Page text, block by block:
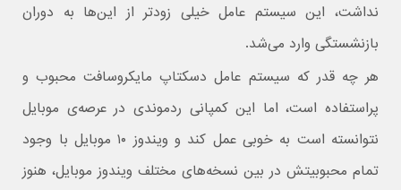
نداشت، این سیستم عامل خیلی زودتر از این‌ها به دوران
بازنشستگی وارد می‌شد.
هر چه قدر که سیستم عامل دسکتاپ مایکروسافت محبوب و
پراستفاده است، اما این کمپانی ردموندی در عرصه‌ی موبایل
نتوانسته است به خوبی عمل کند و ویندوز ۱۰ موبایل با وجود
تمام محبوبیتش در بین نسخه‌های مختلف ویندوز موبایل، هنوز